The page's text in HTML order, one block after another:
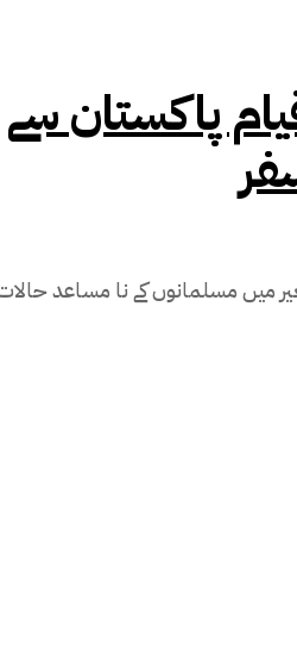
پاکستان سے
تقریبا 118سال قبل برصغیر میں مسلمانوں کے نا